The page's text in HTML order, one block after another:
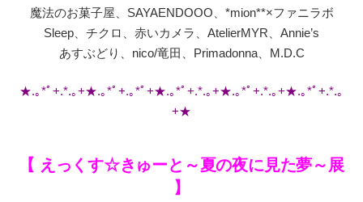
魔法のお菓子屋、SAYAENDOOO、*mion**×ファニラボ
Sleep、チクロ、赤いカメラ、AtelierMYR、Annie’s
あすぶどり、nico/竜田、Primadonna、M.D.C
★.｡*ﾟ+.*.｡+★.｡*ﾟ+.｡*ﾟ+★.｡*ﾟ+.*.｡+★.｡*ﾟ+.*.｡+★.｡*ﾟ+.*.｡
+★
【 えっくす☆きゅーと～夏の夜に見た夢～展
】